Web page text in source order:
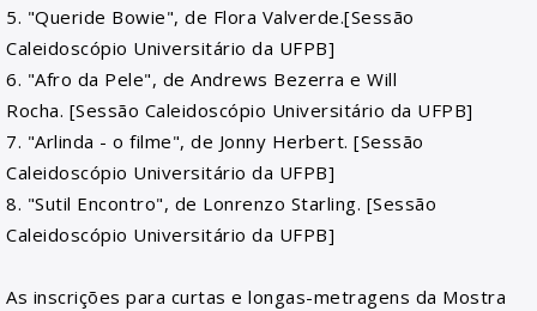
5. "Queride Bowie", de Flora Valverde.[Sessão
Caleidoscópio Universitário da UFPB]
6. "Afro da Pele", de Andrews Bezerra e Will
Rocha. [Sessão Caleidoscópio Universitário da UFPB]
7. "Arlinda - o filme", de Jonny Herbert. [Sessão
Caleidoscópio Universitário da UFPB]
8. "Sutil Encontro", de Lonrenzo Starling. [Sessão
Caleidoscópio Universitário da UFPB]
As inscrições para curtas e longas-metragens da Mostra